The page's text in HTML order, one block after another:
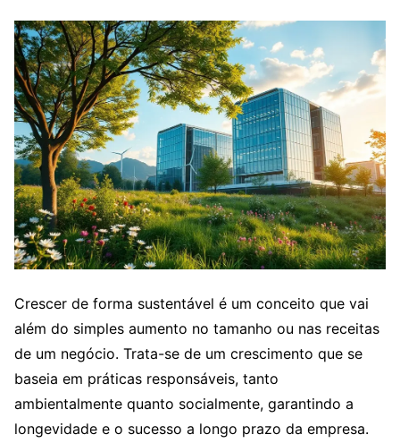
Crescer de forma sustentável é um conceito que vai
além do simples aumento no tamanho ou nas receitas
de um negócio. Trata-se de um crescimento que se
baseia em práticas responsáveis, tanto
ambientalmente quanto socialmente, garantindo a
longevidade e o sucesso a longo prazo da empresa.